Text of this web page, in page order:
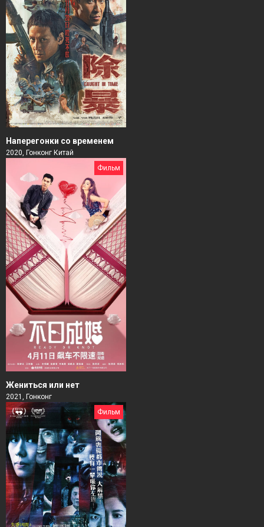
Наперегонки со временем
2020, Гонконг Китай
Фильм
Жениться или нет
2021, Гонконг
Фильм